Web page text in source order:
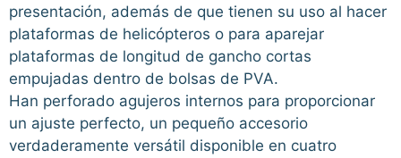
presentación, además de que tienen su uso al hacer
plataformas de helicópteros o para aparejar
plataformas de longitud de gancho cortas
empujadas dentro de bolsas de PVA.
Han perforado agujeros internos para proporcionar
un ajuste perfecto, un pequeño accesorio
verdaderamente versátil disponible en cuatro